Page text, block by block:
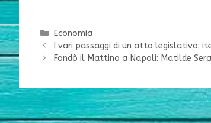
Categorie
Economia
I vari passaggi di un atto legislativo:
Fondò il Mattino a Napoli: Matilde